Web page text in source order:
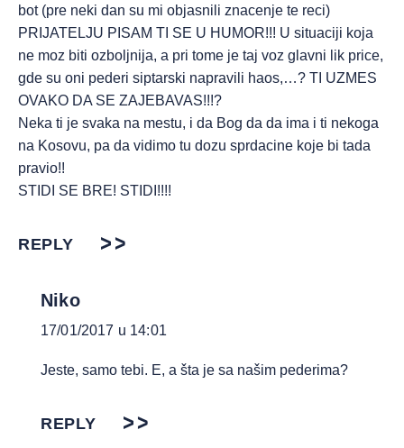
bot (pre neki dan su mi objasnili znacenje te reci)
PRIJATELJU PISAM TI SE U HUMOR!!! U situaciji koja
ne moz biti ozboljnija, a pri tome je taj voz glavni lik price,
gde su oni pederi siptarski napravili haos,…? TI UZMES
OVAKO DA SE ZAJEBAVAS!!!?
Neka ti je svaka na mestu, i da Bog da da ima i ti nekoga
na Kosovu, pa da vidimo tu dozu sprdacine koje bi tada
pravio!!
STIDI SE BRE! STIDI!!!!
REPLY
Niko
17/01/2017 u 14:01
Jeste, samo tebi. E, a šta je sa našim pederima?
REPLY